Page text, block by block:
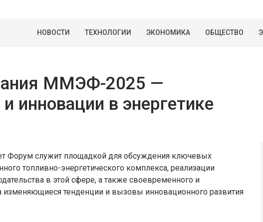
НОВОСТИ ТЕХНОЛОГИИ ЭКОНОМИКА ОБЩЕСТВО
ММЭФ-2025 —
инновации в энергетике
Форум служит площадкой для обсуждения ключевых
топливно-энергетического комплекса, реализации
в этой сфере, а также своевременного и
изменяющиеся тенденции и вызовы инновационного развития